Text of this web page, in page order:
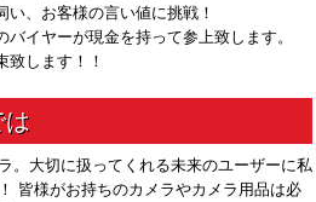
、お客様の言い値に挑戦！
イヤーが現金を持って参上致します。
致します！！
。大切に扱ってくれる未来のユーザーに私
皆様がお持ちのカメラやカメラ用品は必